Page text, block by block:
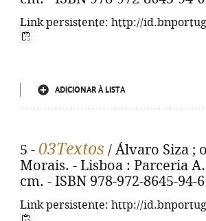
Link persistente: http://
ADICIONAR À LISTA
5 - 03Textos / Álvaro Siza ;
Morais. - Lisboa : Parceria
cm. - ISBN 978-972-8645-94-6
Link persistente: http://